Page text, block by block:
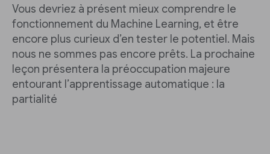
Vous devriez à présent mieux comprendre le
fonctionnement du Machine Learning, et être
encore plus curieux d’en tester le potentiel. Mais
nous ne sommes pas encore prêts. La prochaine
leçon présentera la préoccupation majeure
entourant l’apprentissage automatique : la
partialité